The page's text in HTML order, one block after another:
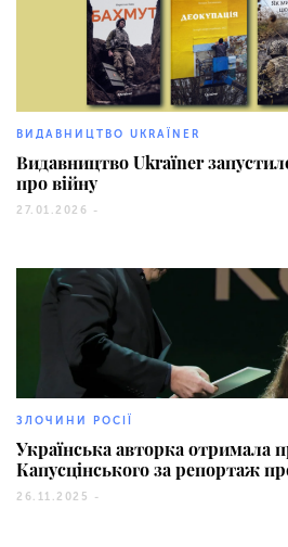
ВИДАВНИЦТВО UKRAЇNER
Видавництво Ukraїner
про війну
27.01.2026 -
ЗЛОЧИНИ РОСІЇ
Українська авторка отримала
Капусцінського за репортаж
26.11.2025 -